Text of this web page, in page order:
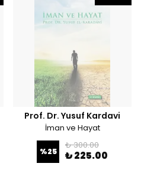
Prof. Dr. Yusuf Kardavi
İman ve Hayat
%25
₺ 300.00
₺ 225.00